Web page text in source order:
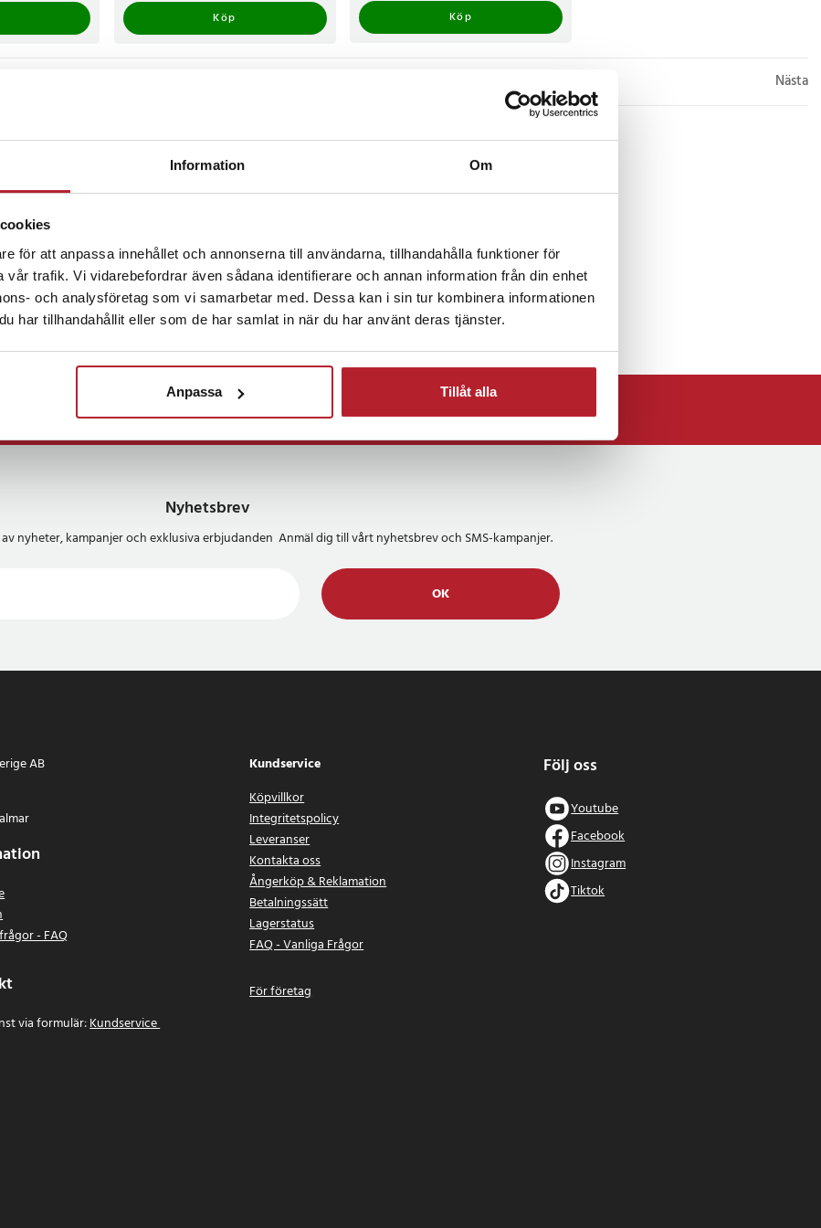
Information Om
för att anpassa innehållet och annonserna till användarna, tillhandahålla funktioner för
vår trafik. Vi vidarebefordrar även sådana identifierare och annan information från din enhet
och analysföretag som vi samarbetar med. Dessa kan i sin tur kombinera informationen
har tillhandahållit eller som de har samlat in när du har använt deras tjänster.
Anpassa Tillåt alla
Köp
Köp
Nästa
Nyhetsbrev
nyheter, kampanjer och exklusiva erbjudanden Anmäl dig till vårt nyhetsbrev och SMS-kampanjer.
OK
AB
- FAQ
via formulär:Kundservice
Kundservice
Köpvillkor
Integritetspolicy
Leveranser
Kontakta oss
Ångerköp & Reklamation
Betalningssätt
Lagerstatus
FAQ - Vanliga Frågor
För företag
Följ oss
Youtube
Facebook
Instagram
Tiktok